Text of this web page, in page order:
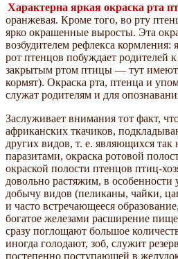
Характерна яркая окраска рта
оранжевая. Кроме того, во рту
ярко окрашенные выросты. Эта
возбудителем рефлекса
рот птенцов побуждает родителей
закрытым ртом птицы — тут
кормят). Окраска рта, птенца и
служат родителям и для
Заслуживает внимания тот факт,
африканских ткачиков,
других видов, т. е. являющихся
паразитами, окраска ротовой
окраской полости птенцов птиц-
довольно растяжим, в
добычу видов (пеликаны, чайки,
и часто встречающееся
богатое железами расширение
сразу поглощают большое
иногда голодают, зоб, служит
постепенно поступающей в